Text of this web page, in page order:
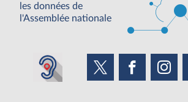
les données de
l'Assemblée nationale